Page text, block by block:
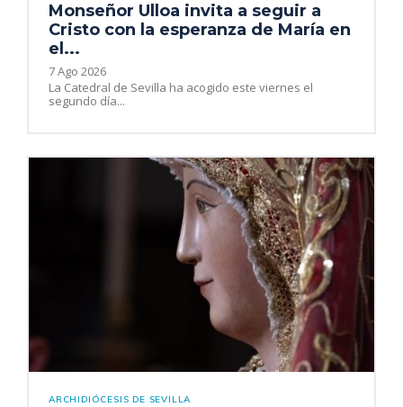
Monseñor Ulloa invita a seguir a
Cristo con la esperanza de María en
el...
7 Ago 2026
La Catedral de Sevilla ha acogido este viernes el
segundo día...
ARCHIDIÓCESIS DE SEVILLA